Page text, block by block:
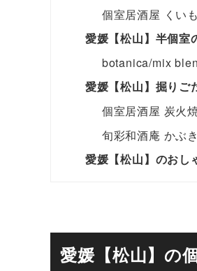
個室居酒屋 くい
愛媛【松山】半個室
botanica/mix
愛媛【松山】掘りご
個室居酒屋 炭火
旬彩和酒庵 かぶき
愛媛【松山】のおし
愛媛【松山】の